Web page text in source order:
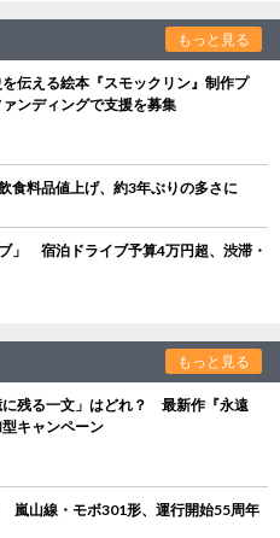
もっと見る
伝える絵本『スモックリン』制作プ
ンディングで支援を募集
食料品値上げ、約3年ぶりの多さに
」 宿泊ドライブ予算4万円超、渋滞・
もっと見る
に残る一文」はどれ？ 最新作『永遠
キャンペーン
嵐山線・モボ301形、運行開始55周年